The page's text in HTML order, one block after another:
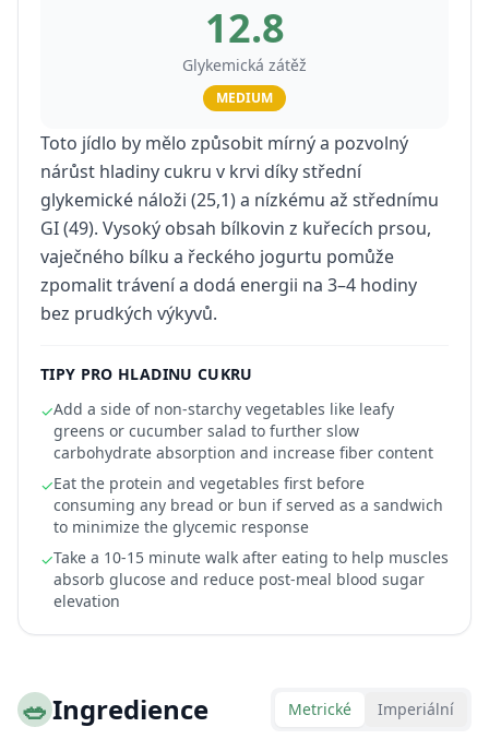
12.8
Glykemická zátěž
MEDIUM
Toto jídlo by mělo způsobit mírný a pozvolný
nárůst hladiny cukru v krvi díky střední
glykemické náloži (25,1) a nízkému až střednímu
GI (49). Vysoký obsah bílkovin z kuřecích prsou,
vaječného bílku a řeckého jogurtu pomůže
zpomalit trávení a dodá energii na 3–4 hodiny
bez prudkých výkyvů.
TIPY PRO HLADINU CUKRU
✓Add a side of non-starchy vegetables like leafy
greens or cucumber salad to further slow
carbohydrate absorption and increase fiber content
✓Eat the protein and vegetables first before
consuming any bread or bun if served as a sandwich
to minimize the glycemic response
✓Take a 10-15 minute walk after eating to help muscles
absorb glucose and reduce post-meal blood sugar
elevation
🥗Ingredience Metrické Imperiální